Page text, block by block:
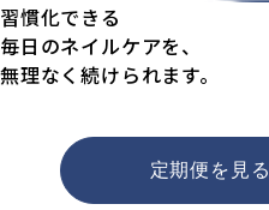
習慣化できる
毎日のネイルケアを、
無理なく続けられます。
定期便を見る